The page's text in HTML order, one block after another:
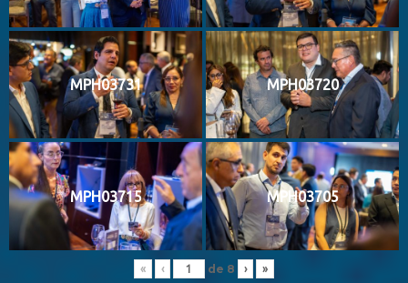
MPH03731 MPH03720
MPH03715 MPH03705
« ‹ de 8 › »